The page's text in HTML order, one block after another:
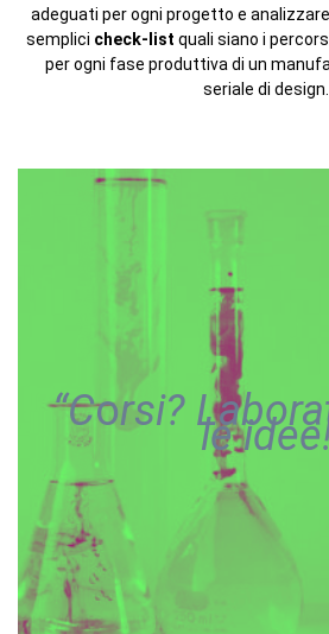
adeguati per ogni progetto e
semplici check-list quali siano i
per ogni fase produttiva di un
seriale di design.
“Corsi? le